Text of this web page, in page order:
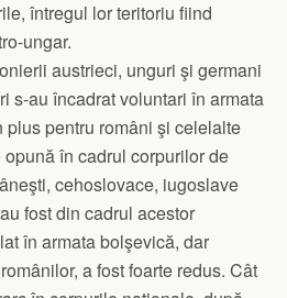
întregul lor teritoriu fiind
ungar.
austrieci, unguri şi germani
s-au încadrat voluntari în armata
pentru români şi celelalte
în cadrul corpurilor de
cehoslovace, iugoslave
fost din cadrul acestor
în armata bolşevică, dar
a fost foarte redus. Cât